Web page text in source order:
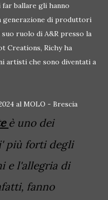
far ballare gli hanno
generazione di produttori
ruolo di A&R presso la
Creations, Richy ha
artisti che sono diventati a
al MOLO - Brescia
è uno dei
più forti degli
e l'allegria di
fanno